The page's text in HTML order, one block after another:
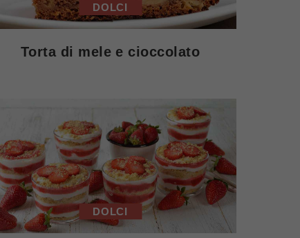
DOLCI
Torta di mele e cioccolato
DOLCI